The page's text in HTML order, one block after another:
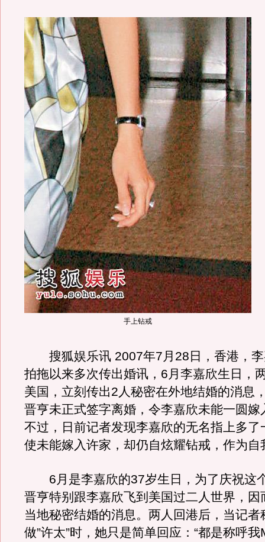
手上钻戒
搜狐娱乐讯 2007年7月28日，香港，李
拍拖以来多次传出婚讯，6月李嘉欣生日，
美国，立刻传出2人秘密在外地结婚的消息
晋亨未正式签字离婚，令李嘉欣未能一圆嫁
不过，日前记者发现李嘉欣的无名指上多了
使未能嫁入许家，却仍自炫耀钻戒，作为自
6月是李嘉欣的37岁生日，为了庆祝这
晋亨特别跟李嘉欣飞到美国过二人世界，因
当地秘密结婚的消息。两人回港后，当记者
做”许太”时，她只是简单回应：“都是称呼